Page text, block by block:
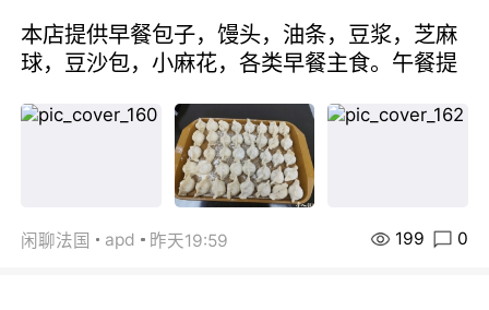
本店提供早餐包子，馒头，油条，豆浆，芝麻
球，豆沙包，小麻花，各类早餐主食。午餐提
闲聊法国 apd 昨天19:59 199 0